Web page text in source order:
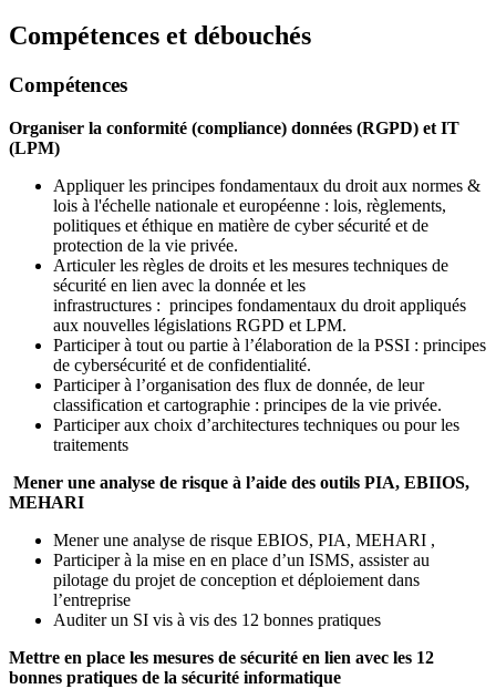
Compétences et débouchés
Compétences
Organiser la conformité (compliance) données (RGPD) et IT
(LPM)
Appliquer les principes fondamentaux du droit aux normes &
lois à l'échelle nationale et européenne : lois, règlements,
politiques et éthique en matière de cyber sécurité et de
protection de la vie privée.
Articuler les règles de droits et les mesures techniques de
sécurité en lien avec la donnée et les
infrastructures : principes fondamentaux du droit appliqués
aux nouvelles législations RGPD et LPM.
Participer à tout ou partie à l’élaboration de la PSSI : principes
de cybersécurité et de confidentialité.
Participer à l’organisation des flux de donnée, de leur
classification et cartographie : principes de la vie privée.
Participer aux choix d’architectures techniques ou pour les
traitements
Mener une analyse de risque à l’aide des outils PIA, EBIIOS,
MEHARI
Mener une analyse de risque EBIOS, PIA, MEHARI ,
Participer à la mise en en place d’un ISMS, assister au
pilotage du projet de conception et déploiement dans
l’entreprise
Auditer un SI vis à vis des 12 bonnes pratiques
Mettre en place les mesures de sécurité en lien avec les 12
bonnes pratiques de la sécurité informatique